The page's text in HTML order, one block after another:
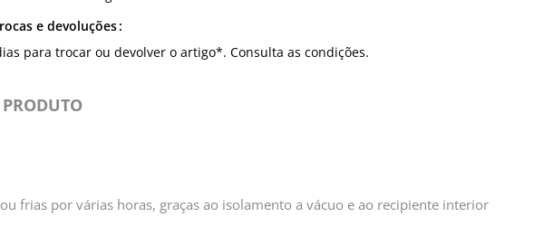
e devoluções
para trocar ou devolver o artigo*. Consulta as condições.
frias por várias horas, graças ao isolamento a vácuo e ao recipiente interior